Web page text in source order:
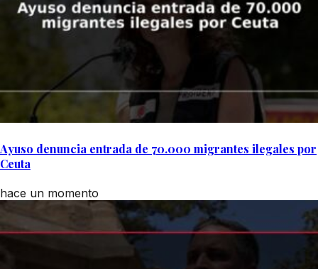
Ayuso denuncia entrada de 70.000 migrantes ilegales por
Ceuta
hace un momento